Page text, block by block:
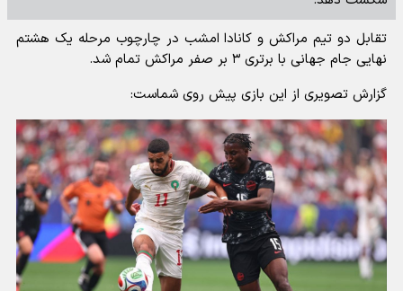
تقابل دو تیم مراکش و کانادا امشب در چارچوب مرحله یک هشتم
نهایی جام جهانی با برتری ۳ بر صفر مراکش تمام شد.
گزارش تصویری از این بازی پیش روی شماست: